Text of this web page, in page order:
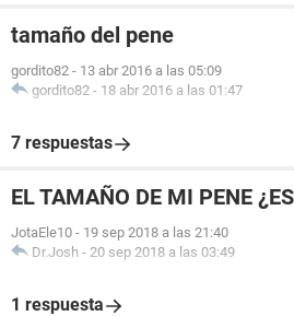
tamaño del pene
gordito82 - 13 abr 2016 a las 05:09
gordito82 - 18 abr 2016 a las 01:47
7 respuestas
EL TAMAÑO DE MI PENE
JotaEle10 - 19 sep 2018 a las 21:40
Dr.Josh - 20 sep 2018 a las 03:49
1 respuesta